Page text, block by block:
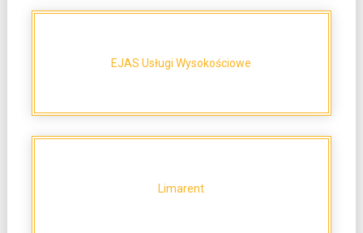
EJAS Usługi Wysokościowe
Limarent